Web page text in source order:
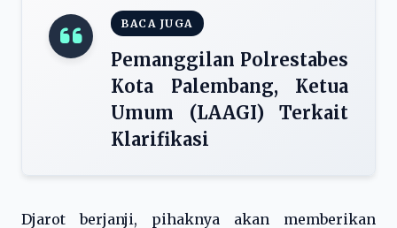
BACA JUGA
Pemanggilan Polrestabes
Kota Palembang, Ketua
Umum (LAAGI) Terkait
Klarifikasi
Djarot berjanji, pihaknya akan memberikan